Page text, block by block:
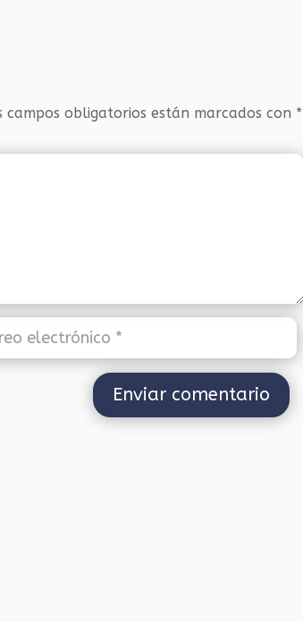
campos obligatorios están marcados con *